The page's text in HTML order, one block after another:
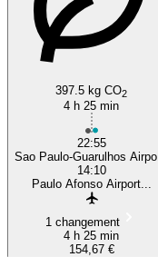
397.5 kg CO2
4 h 25 min
22:55
Sao Paulo-Guarulhos
14:10
Paulo Afonso Airport...
1 changement
4 h 25 min
154,67 €